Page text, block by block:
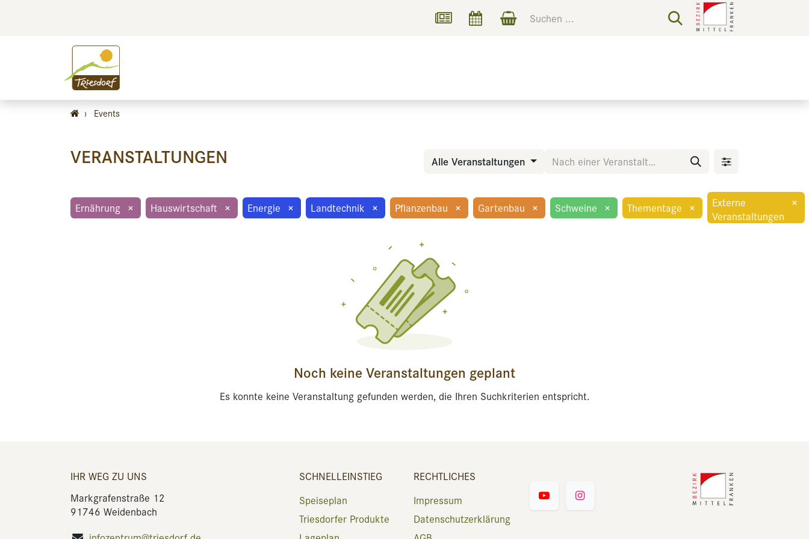
› Events
VERANSTALTUNGEN Alle Veranstaltungen
Ernährung × Hauswirtschaft × Energie × Landtechnik × Pflanzenbau × Gartenbau × Schweine × Thementage ×
Externe
Veranstaltungen
×
Noch keine Veranstaltungen geplant
Es konnte keine Veranstaltung gefunden werden, die Ihren Suchkriterien entspricht.
IHR WEG ZU UNS
Markgrafenstraße 12
91746 Weidenbach
SCHNELLEINSTIEG
Speiseplan
Triesdorfer Produkte
RECHTLICHES
Impressum
Datenschutzerklärung